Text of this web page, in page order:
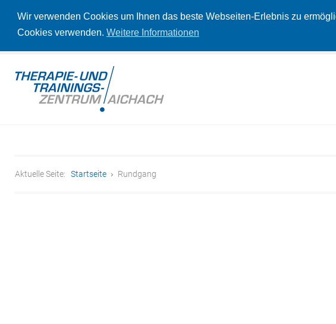
Wir verwenden Cookies um Ihnen das beste Webseiten-Erlebnis zu
Cookies verwenden. Weitere Informationen
Aktuelle Seite: Startseite Rundgang